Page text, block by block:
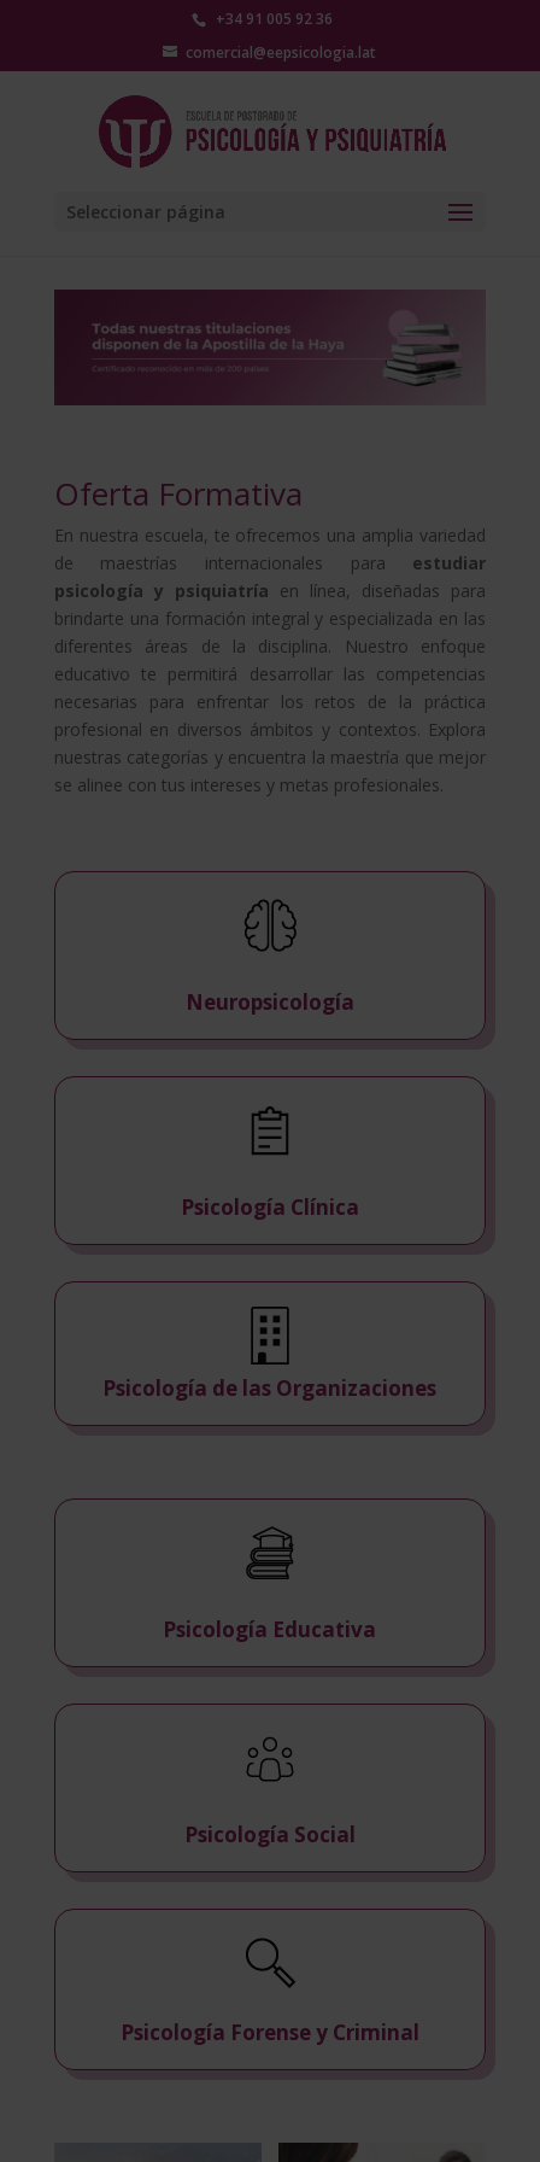
+34 91 005 92 36
comercial@eepsicologia.lat
Seleccionar página
Oferta Formativa
En nuestra escuela, te ofrecemos una amplia variedad
de maestrías internacionales para estudiar
psicología y psiquiatría en línea, diseñadas para
brindarte una formación integral y especializada en las
diferentes áreas de la disciplina. Nuestro enfoque
educativo te permitirá desarrollar las competencias
necesarias para enfrentar los retos de la práctica
profesional en diversos ámbitos y contextos. Explora
nuestras categorías y encuentra la maestría que mejor
se alinee con tus intereses y metas profesionales.
Neuropsicología
Psicología Clínica
Psicología de las Organizaciones
Psicología Educativa
Psicología Social
Psicología Forense y Criminal